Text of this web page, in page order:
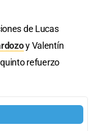
de Lucas
y Valentín
refuerzo